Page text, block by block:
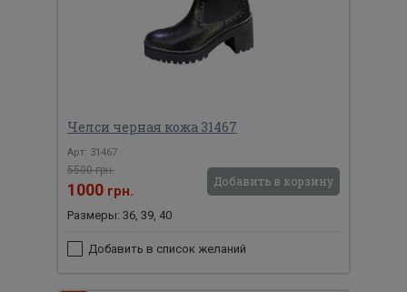
Челси черная кожа 31467
Арт: 31467
5500 грн.
1000 грн.
Добавить в корзину
Размеры: 36, 39, 40
Добавить в список желаний